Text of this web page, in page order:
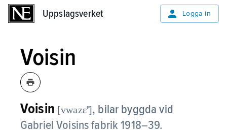
Uppslagsverket Logga in
Voisin
Voisin [vwazɛ̃ʹ], bilar byggda vid
Gabriel Voisins fabrik 1918–39.